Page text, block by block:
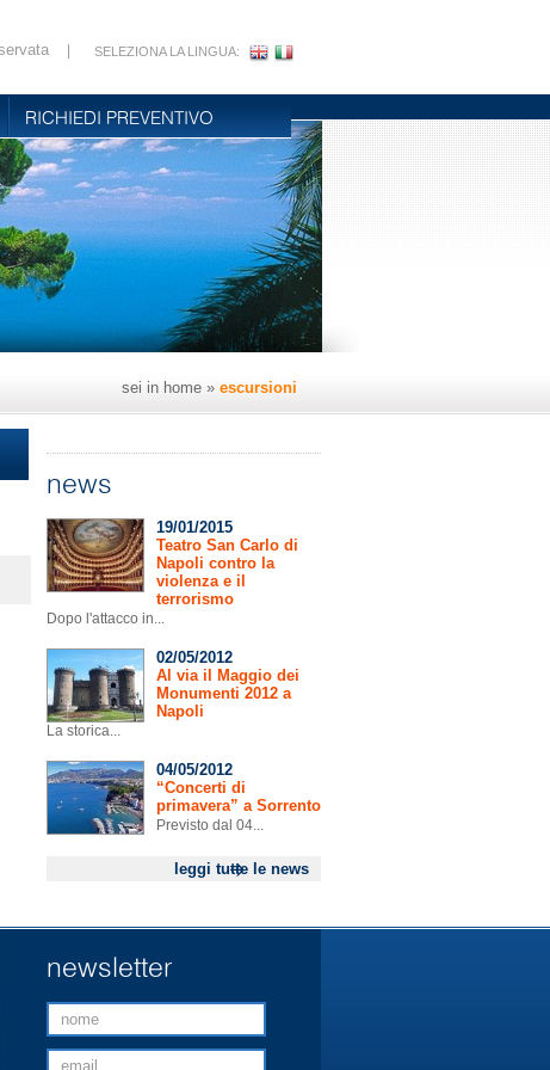
SELEZIONA LA LINGUA:
RICHIEDI PREVENTIVO
sei in home » escursioni
news
19/01/2015
Teatro San Carlo di
Napoli contro la
violenza e il
terrorismo
Dopo l'attacco in...
02/05/2012
Al via il Maggio dei
Monumenti 2012 a
Napoli
La storica...
04/05/2012
“Concerti di
primavera” a Sorrento
Previsto dal 04...
leggi tutte le news
newsletter